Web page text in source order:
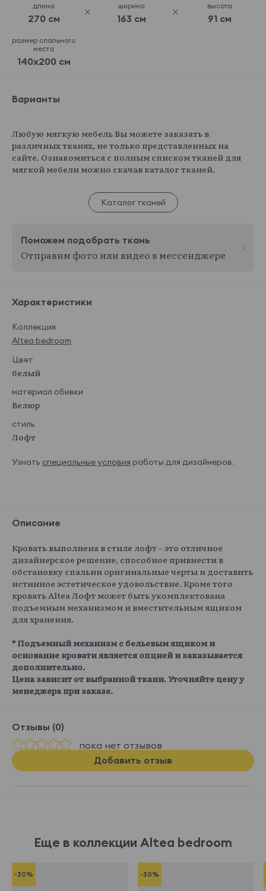
длина
270 см
ширина
163 см
высота
91 см
размер спального
места
140x200 см
Варианты
Любую мягкую мебель Вы можете заказать в
различных тканях, не только представленных на
сайте. Ознакомиться с полным списком тканей для
мягкой мебели можно скачав каталог тканей.
Каталог тканей
Поможем подобрать ткань
Отправим фото или видео в мессенджере
Характеристики
Коллекция
Altea bedroom
Цвет
белый
материал обивки
Велюр
стиль
Лофт
Узнать специальные условия работы для дизайнеров.
Описание
Кровать выполнена в стиле лофт – это отличное
дизайнерское решение, способное привнести в
обстановку спальни оригинальные черты и доставить
истинное эстетическое удовольствие. Кроме того
кровать Altea Лофт может быть укомплектована
подъемным механизмом и вместительным ящиком
для хранения.
* Подъемный механизм с бельевым ящиком и
основание кровати является опцией и заказывается
дополнительно.
Цена зависит от выбранной ткани. Уточняйте цену у
менеджера при заказе.
Отзывы (0)
пока нет отзывов
Добавить отзыв
Еще в коллекции Altea bedroom
-30% -30%